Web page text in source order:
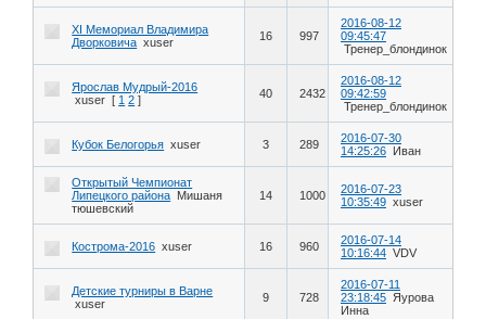
XI Мемориал Владимира
Дворковича xuser 16 997
2016-08-12
09:45:47
Тренер_блондинок
Ярослав Мудрый-2016
xuser [ 1 2 ] 40 2432
2016-08-12
09:42:59
Тренер_блондинок
Кубок Белогорья xuser 3 289
2016-07-30
14:25:26
Иван
Открытый Чемпионат
Липецкого района Мишаня
тюшевский
14 1000
2016-07-23
10:35:49 xuser
Кострома-2016 xuser 16 960
2016-07-14
10:16:44 VDV
Детские турниры в Варне
xuser
9 728
2016-07-11
23:18:45 Яурова
Инна